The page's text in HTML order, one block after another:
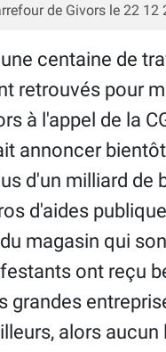
de Givors le 22 12
centaine de
retrouvés pour
à l'appel de la
annoncer
d'un milliard de
d'aides
magasin qui
ont reçu
grandes
alors